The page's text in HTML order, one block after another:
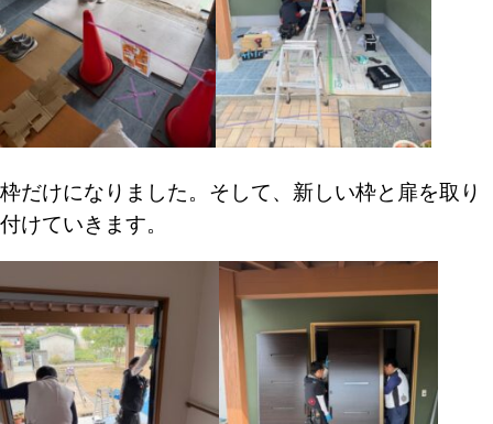
枠だけになりました。 そして、新しい枠と扉を取り
付けていきます。